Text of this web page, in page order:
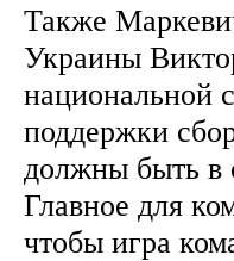
Также
Украины
национальной
поддержки
должны быть в
Главное для
чтобы игра